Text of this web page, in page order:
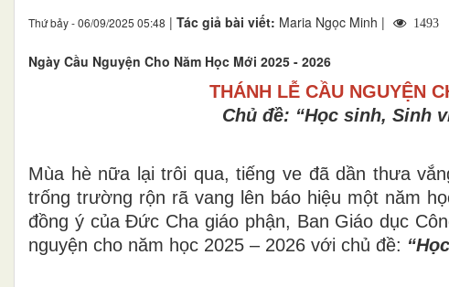
Thứ bảy - 06/09/2025 05:48 | Tác giả bài viết: Maria Ngọc Minh | 1493
Ngày Cầu Nguyện Cho Năm Học Mới 2025 - 2026
THÁNH LỄ CẦU NGUYỆN
Chủ đề: “Học sinh, Sinh
Mùa hè nữa lại trôi qua, tiếng ve đã dần thưa
trống trường rộn rã vang lên báo hiệu một năm
đồng ý của Đức Cha giáo phận, Ban Giáo dục
nguyện cho năm học 2025 – 2026 với chủ đề: